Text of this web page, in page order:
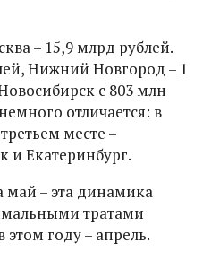
– 15,9 млрд рублей.
Нижний Новгород – 1
с 803 млн
отличается: в
месте –
и Екатеринбург.
май – эта динамика
тратами
этом году – апрель.